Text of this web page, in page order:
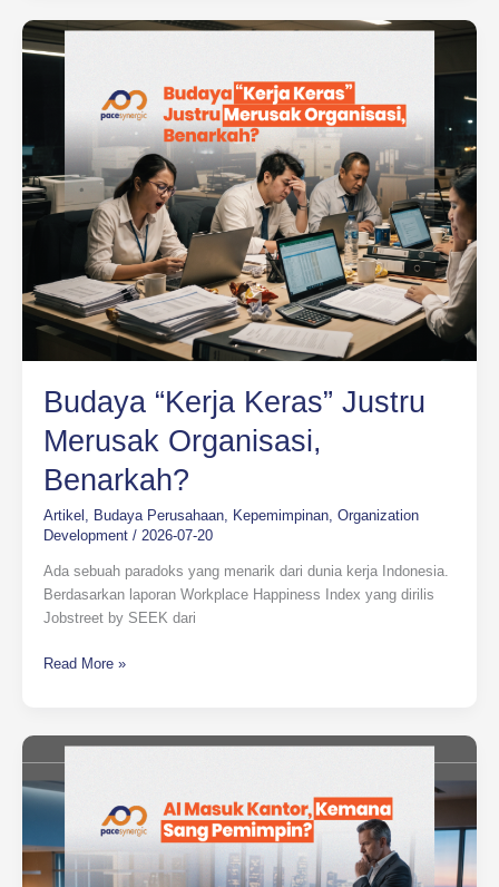
Budaya “Kerja Keras” Justru
Merusak Organisasi,
Benarkah?
Artikel Budaya Perusahaan, Kepemimpinan, Organization
Development/ 2026-07-20
Ada sebuah paradoks yang menarik dari dunia kerja Indonesia.
Berdasarkan laporan Workplace Happiness Index yang dirilis
Jobstreet by SEEK dari
Budaya
“Kerja
Organisasi,
Benarkah?
Read More »
Kantor,
Pemimpin?